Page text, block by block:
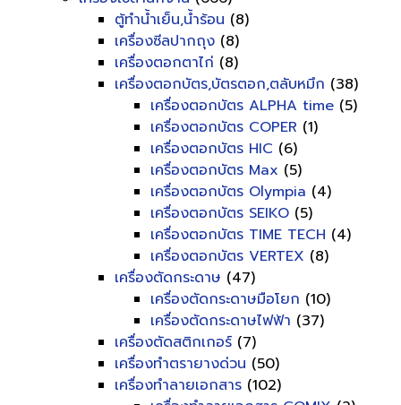
ตู้ทำน้ำเย็น,น้ำร้อน (8)
เครื่องซีลปากถุง (8)
เครื่องตอกตาไก่ (8)
เครื่องตอกบัตร,บัตรตอก,ตลับหมึก (38)
เครื่องตอกบัตร ALPHA time (5)
เครื่องตอกบัตร COPER (1)
เครื่องตอกบัตร HIC (6)
เครื่องตอกบัตร Max (5)
เครื่องตอกบัตร Olympia (4)
เครื่องตอกบัตร SEIKO (5)
เครื่องตอกบัตร TIME TECH (4)
เครื่องตอกบัตร VERTEX (8)
เครื่องตัดกระดาษ (47)
เครื่องตัดกระดาษมือโยก (10)
เครื่องตัดกระดาษไฟฟ้า (37)
เครื่องตัดสติกเกอร์ (7)
เครื่องทำตรายางด่วน (50)
เครื่องทำลายเอกสาร (102)